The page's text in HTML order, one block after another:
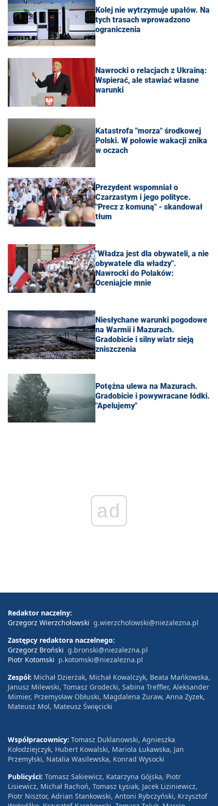
Kolej nie wytrzymuje upałów. Na
tych trasach wprowadzono
ograniczenia
Nawrocki o relacjach z Ukrainą:
Wspierać, ale stawiać własne
warunki
Katastrofa "morza" środkowej
Polski. W połowie wakacji znika
w oczach
Prezydent wspomniał o
Czarzastym i jego polityce.
"Precz z komuną" - skandował
tłum
"Władza jest dla obywateli, a nie
obywatele dla władzy".
Nawrocki do Polaków:
Oceniajcie mnie
Niesłychane warunki pogodowe
na Warmii i Mazurach.
Gradobicie i silny wiatr sieją
zniszczenia
Potężna ulewa na Mazurach.
Gradobicie i powywracane łódki.
"Apelujemy"
ad
Redaktor naczelny:
Grzegorz Wierzchołowski g.wierzcholowski@niezalezna.pl
Zastępcy redaktora naczelnego:
Grzegorz Broński g.bronski@niezalezna.pl
Piotr Kotomski p.kotomski@niezalezna.pl
Zespół: Michał Dzierżak, Michał Kowalczyk, Beata Mańkowska,
Janusz Milewski, Tomasz Grodecki, Sabina Treffler, Aleksander
Mimier, Przemysław Obłuski, Magdalena Żuraw, Anna Zyzek,
Mateusz Mol, Mateusz Święcicki
Współpracownicy: Tomasz Duklanowski, Agnieszka
Kołodziejczyk, Hubert Kowalski, Mariola Łukawska, Jan
Przemyłski, Natalia Wasilewska, Konrad Wysocki
Publicyści: Tomasz Sakiewicz, Katarzyna Gójska, Piotr
Lisiewicz, Michał Rachoń, Tomasz Łysiak, Jacek Liziniewicz,
Piotr Nisztor, Adrian Stankowski, Antoni Rybczyński, Krzysztof